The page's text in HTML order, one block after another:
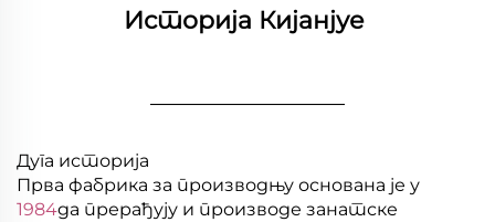
Историја Кијанјуе
Дуга историја
Прва фабрика за производњу основана је у
1984да прерађују и производе занатске